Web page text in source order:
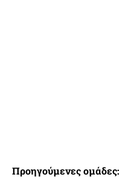
Προηγούμενες ομάδες: